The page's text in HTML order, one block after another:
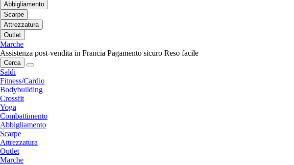
Abbigliamento
Scarpe
Attrezzatura
Outlet
Marche
Assistenza post-vendita in Francia Pagamento sicuro Reso facile
Cerca
Saldi
Fitness/Cardio
Bodybuilding
Crossfit
Yoga
Combattimento
Abbigliamento
Scarpe
Attrezzatura
Outlet
Marche